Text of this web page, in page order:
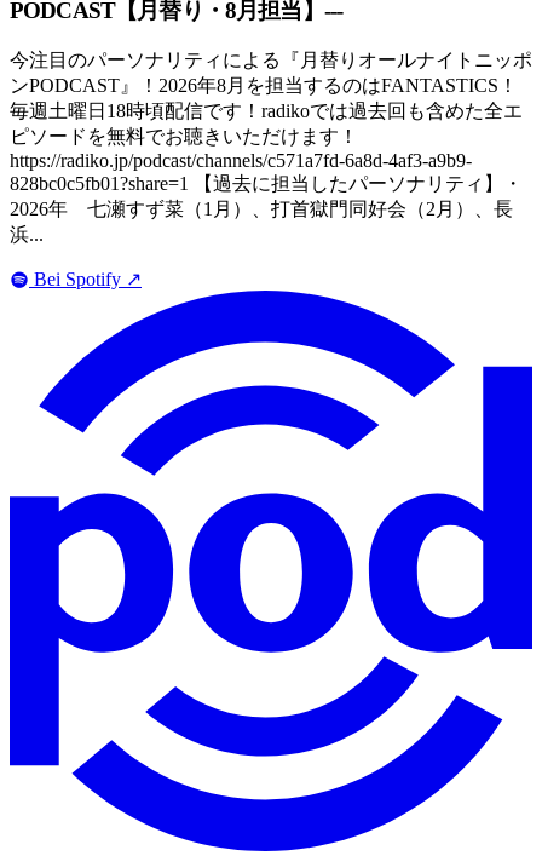
PODCAST【月替り・8月担当】---
今注目のパーソナリティによる『月替りオールナイトニッポ
ンPODCAST』！2026年8月を担当するのはFANTASTICS！
毎週土曜日18時頃配信です！radikoでは過去回も含めた全エ
ピソードを無料でお聴きいただけます！
https://radiko.jp/podcast/channels/c571a7fd-6a8d-4af3-a9b9-
828bc0c5fb01?share=1 【過去に担当したパーソナリティ】・
2026年 七瀬すず菜（1月）、打首獄門同好会（2月）、長
浜...
Bei Spotify ↗